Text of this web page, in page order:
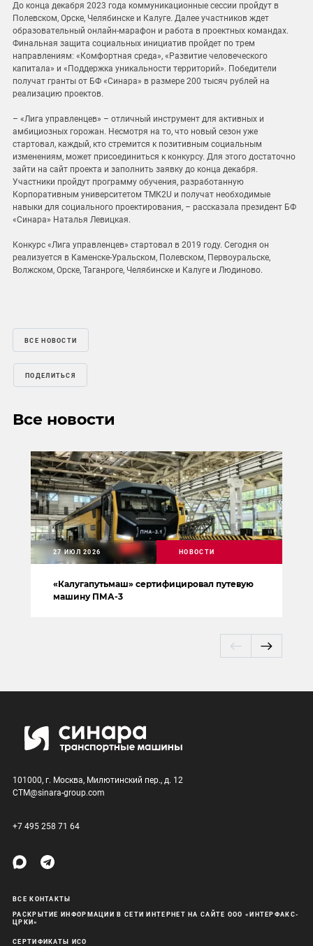
До конца декабря 2023 года коммуникационные сессии пройдут в
Полевском, Орске, Челябинске и Калуге. Далее участников ждет
образовательный онлайн-марафон и работа в проектных командах.
Финальная защита социальных инициатив пройдет по трем
направлениям: «Комфортная среда», «Развитие человеческого
капитала» и «Поддержка уникальности территорий». Победители
получат гранты от БФ «Синара» в размере 200 тысяч рублей на
реализацию проектов.
– «Лига управленцев» – отличный инструмент для активных и
амбициозных горожан. Несмотря на то, что новый сезон уже
стартовал, каждый, кто стремится к позитивным социальным
изменениям, может присоединиться к конкурсу. Для этого достаточно
зайти на сайт проекта и заполнить заявку до конца декабря.
Участники пройдут программу обучения, разработанную
Корпоративным университетом ТМК2U и получат необходимые
навыки для социального проектирования, – рассказала президент БФ
«Синара» Наталья Левицкая.
Конкурс «Лига управленцев» стартовал в 2019 году. Сегодня он
реализуется в Каменске-Уральском, Полевском, Первоуральске,
Волжском, Орске, Таганроге, Челябинске и Калуге и Людиново.
ВСЕ НОВОСТИ
ПОДЕЛИТЬСЯ
Все новости
«Калугапутьмаш» сертифицировал путевую
машину ПМА-3
27 ИЮЛ 2026 НОВОСТИ
101000, г. Москва, Милютинский пер., д. 12
CTM@sinara-group.com
+7 495 258 71 64
ВСЕ КОНТАКТЫ
РАСКРЫТИЕ ИНФОРМАЦИИ В СЕТИ ИНТЕРНЕТ НА САЙТЕ ООО «ИНТЕРФАКС-
ЦРКИ»
СЕРТИФИКАТЫ ИСО